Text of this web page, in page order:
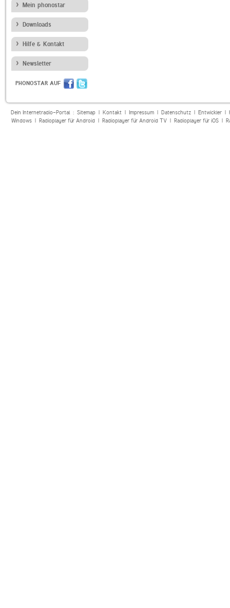
Mein phonostar
Downloads
Hilfe & Kontakt
Newsletter
PHONOSTAR AUF
Dein Internetradio-Portal : Sitemap| Kontakt| Impressum| Datenschutz| Entwickler|
Windows| Radioplayer für Android| Radioplayer für Android TV| Radioplayer für iOS|